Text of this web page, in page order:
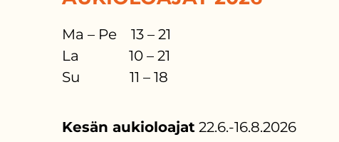
Ma – Pe 13 – 21
La 10 – 21
Su 11 – 18
Kesän aukioloajat 22.6.-16.8.2026